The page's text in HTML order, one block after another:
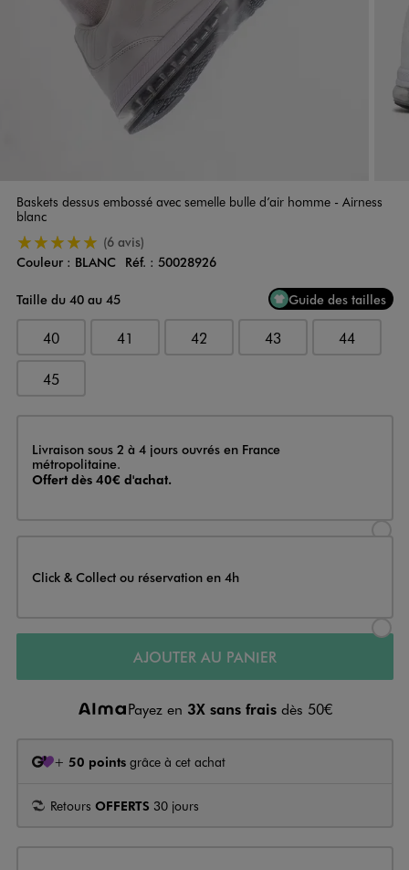
Baskets dessus embossé avec semelle bulle d’air homme - Airness
blanc
5/5 de moyenne(6 avis)
Couleur
Couleur : BLANC Réf. : 50028926
Taille du 40 au 45
Guide des tailles
40 41 42 43 44
45
Livraison
Livraison sous 2 à 4 jours ouvrés en France
métropolitaine.
Offert dès 40€ d'achat.
Click & Collect ou réservation en 4h
AJOUTER AU PANIER
Payez en 3X sans frais dès 50€
+ 50 points grâce à cet achat
Retours OFFERTS 30 jours